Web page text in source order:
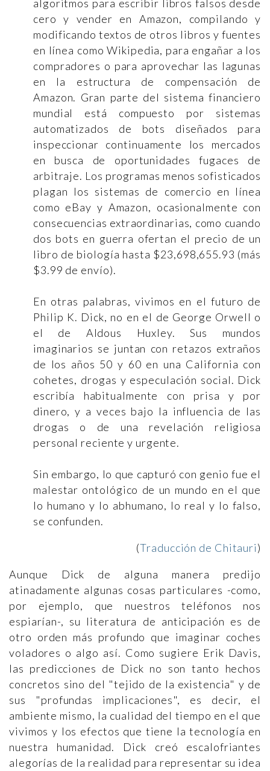
algoritmos para escribir libros falsos desde
cero y vender en Amazon, compilando y
modificando textos de otros libros y fuentes
en línea como Wikipedia, para engañar a los
compradores o para aprovechar las lagunas
en la estructura de compensación de
Amazon. Gran parte del sistema financiero
mundial está compuesto por sistemas
automatizados de bots diseñados para
inspeccionar continuamente los mercados
en busca de oportunidades fugaces de
arbitraje. Los programas menos sofisticados
plagan los sistemas de comercio en línea
como eBay y Amazon, ocasionalmente con
consecuencias extraordinarias, como cuando
dos bots en guerra ofertan el precio de un
libro de biología hasta $23,698,655.93 (más
$3.99 de envío).
En otras palabras, vivimos en el futuro de
Philip K. Dick, no en el de George Orwell o
el de Aldous Huxley. Sus mundos
imaginarios se juntan con retazos extraños
de los años 50 y 60 en una California con
cohetes, drogas y especulación social. Dick
escribía habitualmente con prisa y por
dinero, y a veces bajo la influencia de las
drogas o de una revelación religiosa
personal reciente y urgente.
Sin embargo, lo que capturó con genio fue el
malestar ontológico de un mundo en el que
lo humano y lo abhumano, lo real y lo falso,
se confunden.
(Traducción de Chitauri)
Aunque Dick de alguna manera predijo
atinadamente algunas cosas particulares -como,
por ejemplo, que nuestros teléfonos nos
espiarían-, su literatura de anticipación es de
otro orden más profundo que imaginar coches
voladores o algo así. Como sugiere Erik Davis,
las predicciones de Dick no son tanto hechos
concretos sino del "tejido de la existencia" y de
sus "profundas implicaciones", es decir, el
ambiente mismo, la cualidad del tiempo en el que
vivimos y los efectos que tiene la tecnología en
nuestra humanidad. Dick creó escalofriantes
alegorías de la realidad para representar su idea